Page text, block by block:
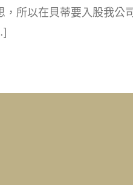
所以在貝蒂要入股我公